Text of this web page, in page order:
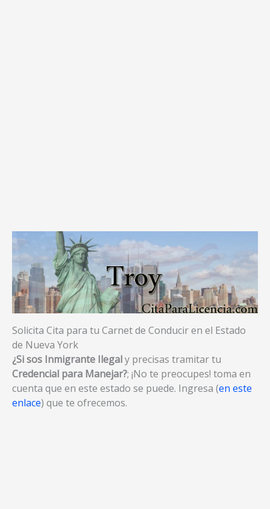
Solicita Cita para tu Carnet de Conducir en el Estado
de Nueva York
¿Si sos Inmigrante Ilegaly precisas tramitar tu
Credencial para Manejar?; ¡No te preocupes! toma en
cuenta que en este estado se puede. Ingresa (en este
enlace) que te ofrecemos.